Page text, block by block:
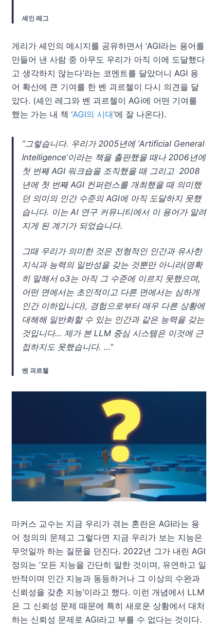
셰인 레그
게리가 셰인의 메시지를 공유하면서 ‘AGI라는 용어를
만들어 낸 사람 중 아무도 우리가 아직 이에 도달했다
고 생각하지 않는다’라는 코멘트를 달았더니 AGI 용
어 확산에 큰 기여를 한 벤 괴르첼이 다시 의견을 달
았다. (셰인 레그와 벤 괴르첼이 AGi에 어떤 기여를
했는 가는 내 책 ‘AGI의 시대’에 잘 나온다).
“그렇습니다. 우리가 2005년에 ‘Artificial General
Intelligence’이라는 책을 출판했을 때나 2006년에
첫 번째 AGI 워크숍을 조직했을 때 그리고 2008
년에 첫 번째 AGI 컨퍼런스를 개최했을 때 의미했
던 의미의 인간 수준의 AGl에 아직 도달하지 못했
습니다. 이는 AI 연구 커뮤니티에서 이 용어가 알려
지게 된 계기가 되었습니다.
그때 우리가 의미한 것은 전형적인 인간과 유사한
지식과 능력의 일반성을 갖는 것뿐만 아니라(명확
히 말해서 o3는 아직 그 수준에 이르지 못했으며,
어떤 면에서는 초인적이고 다른 면에서는 심하게
인간 이하입니다), 경험으로부터 매우 다른 상황에
대해해 일반화할 수 있는 인간과 같은 능력을 갖는
것입니다… 제가 본 LLM 중심 시스템은 이것에 근
접하지도 못했습니다. …“
벤 괴르첼
마커스 교수는 지금 우리가 겪는 혼란은 AGI라는 용
어 정의의 문제고 그렇다면 지금 우리가 보는 지능은
무엇일까 하는 질문을 던진다. 2022년 그가 내린 AGI
정의는 ‘모든 지능을 간단히 말한 것이며, 유연하고 일
반적이며 인간 지능과 동등하거나 그 이상의 수완과
신뢰성을 갖춘 지능’이라고 했다. 이런 개념에서 LLM
은 그 신뢰성 문제 때문에 특히 새로운 상황에서 대처
하는 신뢰성 문제로 AGI라고 부를 수 없다는 것이다.